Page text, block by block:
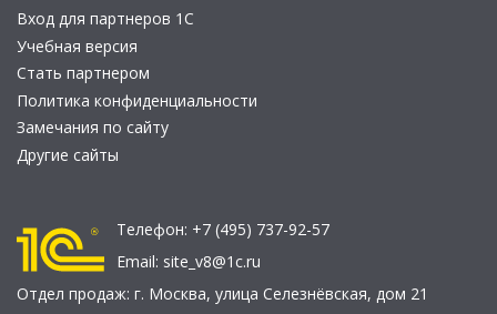
Вход для партнеров 1С
Учебная версия
Стать партнером
Политика конфиденциальности
Замечания по сайту
Другие сайты
Телефон: +7 (495) 737-92-57
Email: site_v8@1c.ru
Отдел продаж: г. Москва, улица Селезнёвская, дом 21